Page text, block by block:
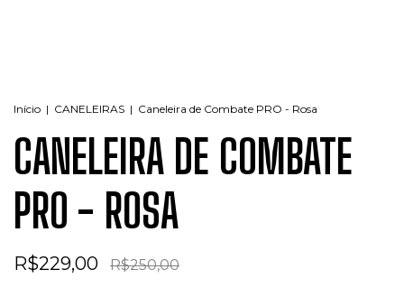
Início | CANELEIRAS | Caneleira de Combate PRO - Rosa
CANELEIRA DE COMBATE
PRO - ROSA
R$229,00 R$250,00